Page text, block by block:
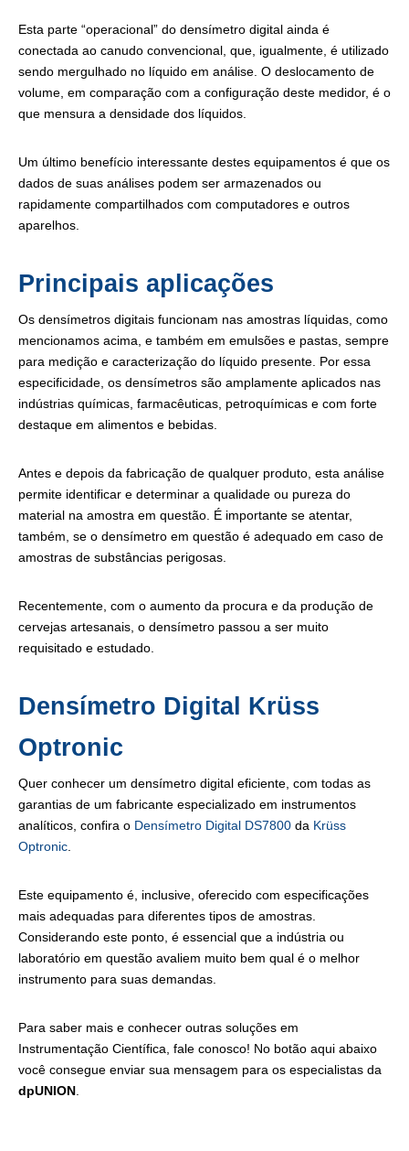
Esta parte “operacional” do densímetro digital ainda é
conectada ao canudo convencional, que, igualmente, é utilizado
sendo mergulhado no líquido em análise. O deslocamento de
volume, em comparação com a configuração deste medidor, é o
que mensura a densidade dos líquidos.
Um último benefício interessante destes equipamentos é que os
dados de suas análises podem ser armazenados ou
rapidamente compartilhados com computadores e outros
aparelhos.
Principais aplicações
Os densímetros digitais funcionam nas amostras líquidas, como
mencionamos acima, e também em emulsões e pastas, sempre
para medição e caracterização do líquido presente. Por essa
especificidade, os densímetros são amplamente aplicados nas
indústrias químicas, farmacêuticas, petroquímicas e com forte
destaque em alimentos e bebidas.
Antes e depois da fabricação de qualquer produto, esta análise
permite identificar e determinar a qualidade ou pureza do
material na amostra em questão. É importante se atentar,
também, se o densímetro em questão é adequado em caso de
amostras de substâncias perigosas.
Recentemente, com o aumento da procura e da produção de
cervejas artesanais, o densímetro passou a ser muito
requisitado e estudado.
Densímetro Digital Krüss
Optronic
Quer conhecer um densímetro digital eficiente, com todas as
garantias de um fabricante especializado em instrumentos
analíticos, confira o Densímetro Digital DS7800 da Krüss
Optronic
Este equipamento é, inclusive, oferecido com especificações
mais adequadas para diferentes tipos de amostras.
Considerando este ponto, é essencial que a indústria ou
laboratório em questão avaliem muito bem qual é o melhor
instrumento para suas demandas.
Para saber mais e conhecer outras soluções em
Instrumentação Científica, fale conosco! No botão aqui abaixo
você consegue enviar sua mensagem para os especialistas da
dpUNION